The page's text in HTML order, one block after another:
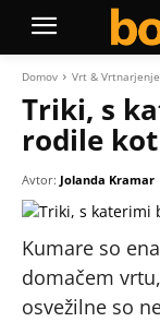
Domov Vrt & Vrtnarjenje
Triki, s
rodile
Avtor: Jolanda Kramar
Kumare so
domačem
osvežilne so